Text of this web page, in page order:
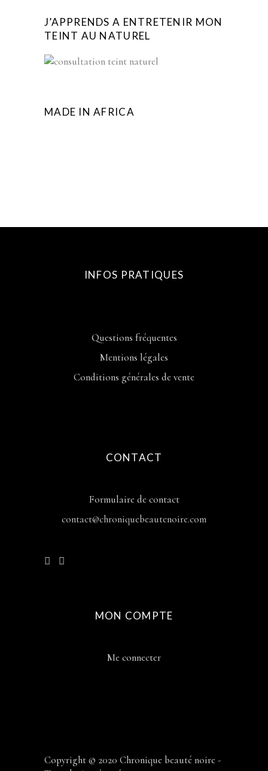
J’APPRENDS A ENTRETENIR MON
TEINT AU NATUREL
MADE IN AFRICA
INFOS PRATIQUES
Questions fréquentes
Mentions légales
Conditions générales de vente
CONTACT
Formulaire de contact
contact@chroniquebeautenoire.com
MON COMPTE
Me connecter
Copyright © 2020 Chronique beauté noire -